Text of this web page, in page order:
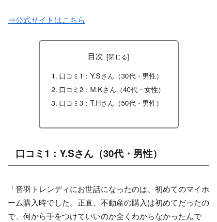
⇒公式サイトはこちら
目次
口コミ1：Y.Sさん（30代・男性）
口コミ2：M.Kさん（40代・女性）
口コミ3：T.Hさん（50代・男性）
口コミ1：Y.Sさん（30代・男性）
「音羽トレンディにお世話になったのは、初めてのマイホ
ーム購入時でした。正直、不動産の購入は初めてだったの
で、何から手をつけていいのか全くわからなかったんで